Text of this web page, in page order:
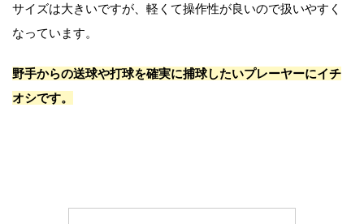
サイズは大きいですが、軽くて操作性が良いので扱いやすく
なっています。
野手からの送球や打球を確実に捕球したいプレーヤーにイチ
オシです。